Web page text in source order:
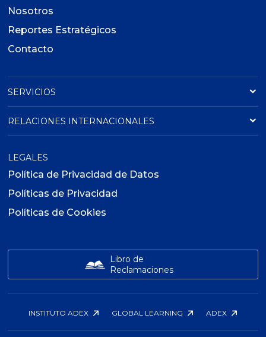
Nosotros
Reportes Estratégicos
Contacto
SERVICIOS
RELACIONES INTERNACIONALES
LEGALES
Política de Privacidad de Datos
Políticas de Privacidad
Políticas de Cookies
Libro de
Reclamaciones
INSTITUTO ADEX GLOBAL LEARNING ADEX